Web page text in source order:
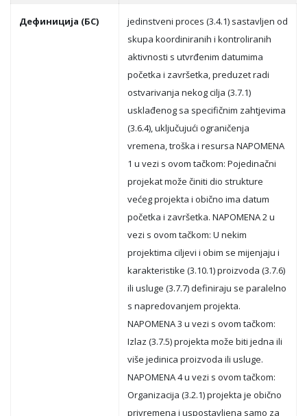
Дефиниција (БС)
jedinstveni proces (3.4.1) sastavljen od
skupa koordiniranih i kontroliranih
aktivnosti s utvrđenim datumima
početka i završetka, preduzet radi
ostvarivanja nekog cilja (3.7.1)
usklađenog sa specifičnim zahtjevima
(3.6.4), uključujući ograničenja
vremena, troška i resursa NAPOMENA
1 u vezi s ovom tačkom: Pojedinačni
projekat može činiti dio strukture
većeg projekta i obično ima datum
početka i završetka. NAPOMENA 2 u
vezi s ovom tačkom: U nekim
projektima ciljevi i obim se mijenjaju i
karakteristike (3.10.1) proizvoda (3.7.6)
ili usluge (3.7.7) definiraju se paralelno
s napredovanjem projekta.
NAPOMENA 3 u vezi s ovom tačkom:
Izlaz (3.7.5) projekta može biti jedna ili
više jedinica proizvoda ili usluge.
NAPOMENA 4 u vezi s ovom tačkom:
Organizacija (3.2.1) projekta je obično
privremena i uspostavljena samo za